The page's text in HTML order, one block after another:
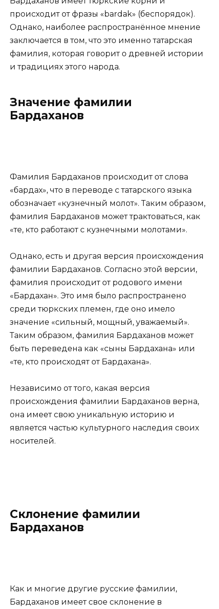
происходит от фразы «bardak» (беспорядок).
Однако, наиболее распространённое мнение
заключается в том, что это именно татарская
фамилия, которая говорит о древней истории
и традициях этого народа.
Значение фамилии
Бардаханов
Фамилия Бардаханов происходит от слова
«бардах», что в переводе с татарского языка
обозначает «кузнечный молот». Таким образом,
фамилия Бардаханов может трактоваться, как
«те, кто работают с кузнечными молотами».
Однако, есть и другая версия происхождения
фамилии Бардаханов. Согласно этой версии,
фамилия происходит от родового имени
«Бардахан». Это имя было распространено
среди тюркских племен, где оно имело
значение «сильный, мощный, уважаемый».
Таким образом, фамилия Бардаханов может
быть переведена как «сыны Бардахана» или
«те, кто происходят от Бардахана».
Независимо от того, какая версия
происхождения фамилии Бардаханов верна,
она имеет свою уникальную историю и
является частью культурного наследия своих
носителей.
Склонение фамилии
Бардаханов
Как и многие другие русские фамилии,
Бардаханов имеет свое склонение в